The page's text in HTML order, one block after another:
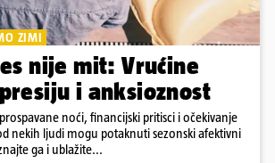
ZIMI
nije mit: Vrućine
i anksioznost
noći, financijski pritisci i očekivanje
nekih ljudi mogu potaknuti sezonski afektivni
ga i ublažite...